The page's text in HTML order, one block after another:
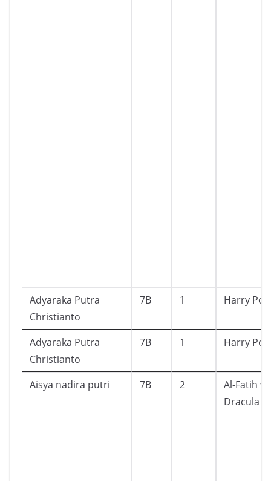
Adyaraka Putra
Christianto
7B 1 Harry
Adyaraka Putra
Christianto
7B 1 Harry
Aisya nadira putri 7B 2
Al-Fatih
Dracula